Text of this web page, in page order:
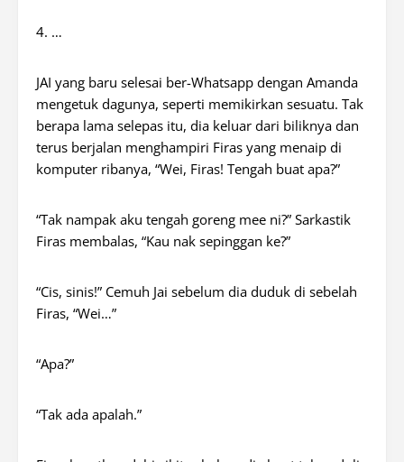
4. …
JAI yang baru selesai ber-Whatsapp dengan Amanda
mengetuk dagunya, seperti memikirkan sesuatu. Tak
berapa lama selepas itu, dia keluar dari biliknya dan
terus berjalan menghampiri Firas yang menaip di
komputer ribanya, “Wei, Firas! Tengah buat apa?”
“Tak nampak aku tengah goreng mee ni?” Sarkastik
Firas membalas, “Kau nak sepinggan ke?”
“Cis, sinis!” Cemuh Jai sebelum dia duduk di sebelah
Firas, “Wei…”
“Apa?”
“Tak ada apalah.”